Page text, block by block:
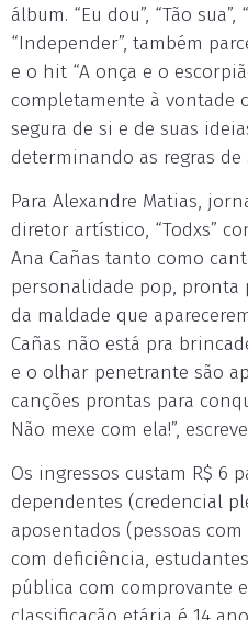
álbum. “Eu dou”, “Tão sua”,
“Independer”, também
e o hit “A onça e o
completamente à vontade
segura de si e de suas
determinando as regras
Para Alexandre Matias,
diretor artístico, “Todxs”
Ana Cañas tanto como
personalidade pop, pronta
da maldade que
Cañas não está pra
e o olhar penetrante são
canções prontas para
Não mexe com ela!”,
Os ingressos custam R$ 6
dependentes (credencial
aposentados (pessoas
com deficiência,
pública com comprovante